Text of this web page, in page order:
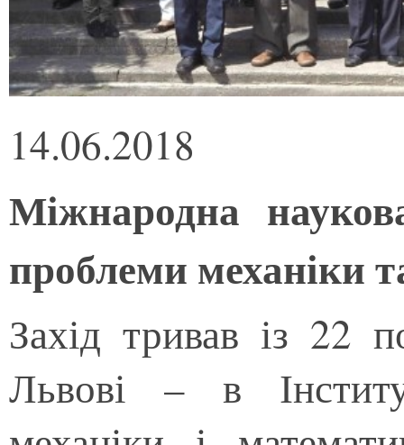
14.06.2018
Міжнародна
проблеми механіки
Захід тривав із 22
Львові – в